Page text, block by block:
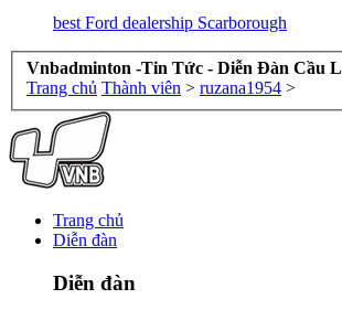
best Ford dealership Scarborough
Vnbadminton -Tin Tức - Diễn Đàn Cầu
Trang chủ Thành viên > ruzana1954 >
Trang chủ
Diễn đàn
Diễn đàn